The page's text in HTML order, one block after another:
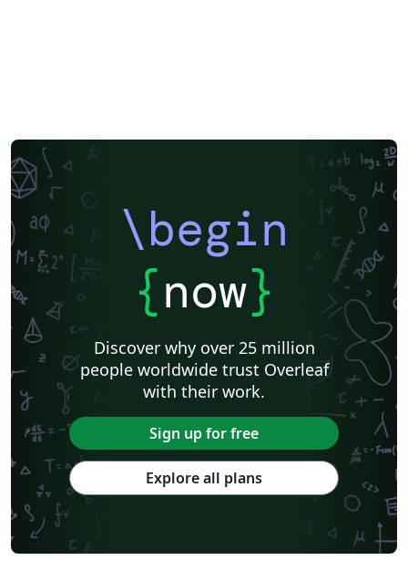
\begin
{now}
Discover why over 25 million
people worldwide trust Overleaf
with their work.
Sign up for free
Explore all plans